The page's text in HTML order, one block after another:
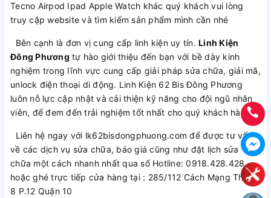
Tecno Airpod Ipad Apple Watch khác quý khách vui lòng
truy cập website và tìm kiếm sản phẩm mình cần nhé
Bên cạnh là đơn vị cung cấp linh kiện uy tín. Linh Kiện
Đông Phương tự hào giới thiệu đến bạn với bề dày kinh
nghiệm trong lĩnh vực cung cấp giải pháp sửa chữa, giải mã,
unlock điện thoại di động. Linh Kiện 62 Bis Đông Phương
luôn nỗ lực cập nhật và cải thiện kỹ năng cho đội ngũ nhân
viên, để đem đến trải nghiệm tốt nhất cho quý khách hàng.
Liên hệ ngay với lk62bisdongphuong.com để được tư vấn
về các dịch vụ sửa chữa, báo giá cũng như đặt lịch sửa
chữa một cách nhanh nhất qua số Hotline: 0918.428.428
hoặc ghé trực tiếp cửa hàng tại : 285/112 Cách Mạng Tháng
8 P.12 Quận 10